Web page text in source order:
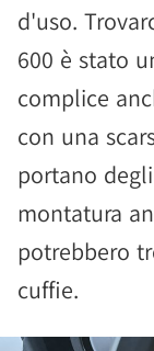
d'uso.
600 è stato
complice
con una
portano
montatura
potrebbero
cuffie.